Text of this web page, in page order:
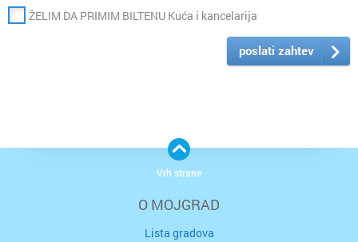
ŽELIM DA PRIMIM BILTENU Kuća i kancelarija
poslati zahtev
O MOJGRAD
Lista gradova
Vrh strane